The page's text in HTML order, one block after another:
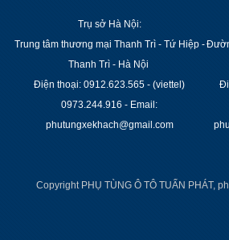
Trụ sở Hà Nội:
Trung tâm thương mại Thanh Trì - Tứ Hiệp -
Thanh Trì - Hà Nội
Điện thoại: 0912.623.565 - (viettel)
0973.244.916 - Email:
phutungxekhach@gmail.com
Copyright PHỤ TÙNG Ô TÔ TUẤN PHÁT,